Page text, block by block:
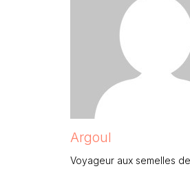
Argoul
Voyageur aux semelles